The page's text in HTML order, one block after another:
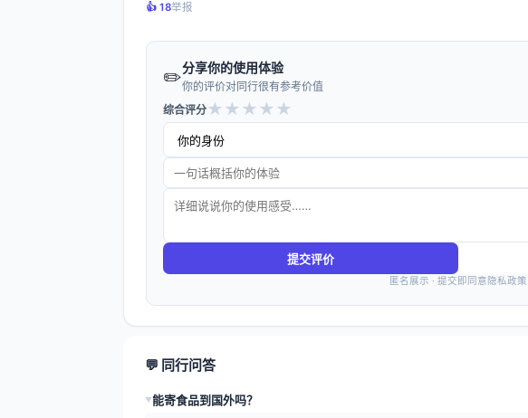
👍️ 18举报
✏️分享你的使用体验
你的评价对同行很有参考价值
综合评分★ ★ ★ ★ ★
提交评价
匿名展示 · 提交即同意隐私政策
💬 同行问答
▶能寄食品到国外吗？